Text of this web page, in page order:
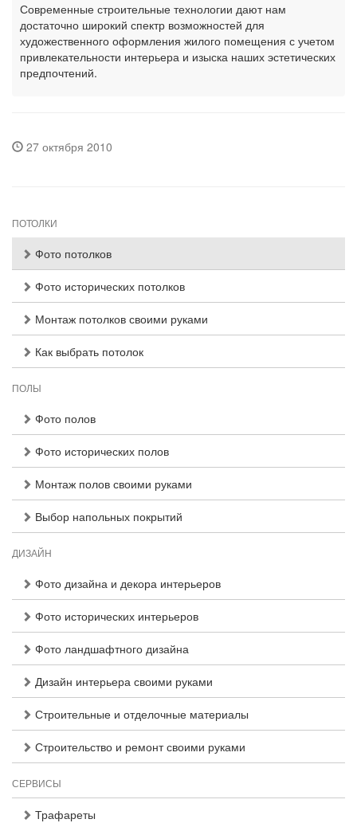
Современные строительные технологии дают нам
достаточно широкий спектр возможностей для
художественного оформления жилого помещения с учетом
привлекательности интерьера и изыска наших эстетических
предпочтений.
27 октября 2010
ПОТОЛКИ
Фото потолков
Фото исторических потолков
Монтаж потолков своими руками
Как выбрать потолок
ПОЛЫ
Фото полов
Фото исторических полов
Монтаж полов своими руками
Выбор напольных покрытий
ДИЗАЙН
Фото дизайна и декора интерьеров
Фото исторических интерьеров
Фото ландшафтного дизайна
Дизайн интерьера своими руками
Строительные и отделочные материалы
Строительство и ремонт своими руками
СЕРВИСЫ
Трафареты